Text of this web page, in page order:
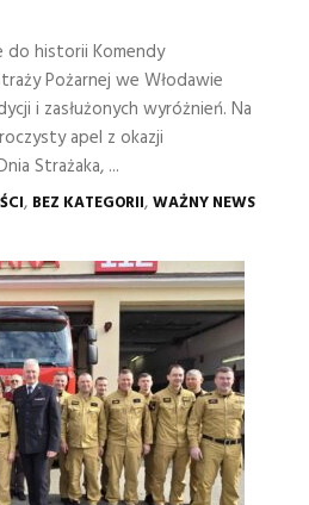
do historii Komendy
Pożarnej we Włodawie
i zasłużonych wyróżnień. Na
apel z okazji
Strażaka, ...
, BEZ KATEGORII,WAŻNY NEWS